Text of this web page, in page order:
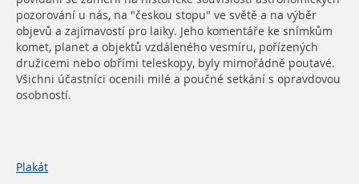
pozorování u nás, na "českou stopu" ve světě a na výběr
objevů a zajímavostí pro laiky. Jeho komentáře ke snímkům
komet, planet a objektů vzdáleného vesmíru, pořízených
družicemi nebo obřími teleskopy, byly mimořádně poutavé.
Všichni účastníci ocenili milé a poučné setkání s opravdovou
osobností.
Plakát